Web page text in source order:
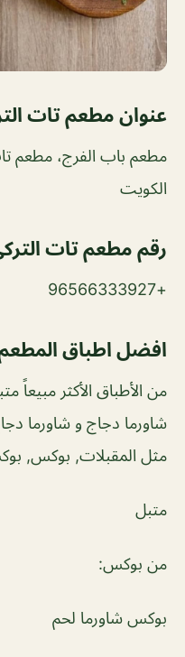
عنوان مطعم تات
الكويت
رقم مطعم تات
+96566333927
افضل اطباق
من الأطباق الأكثر
شاورما دجاج و شاورما
مثل المقبلات, بوكس,
متبل
من بوكس:
بوكس شاورما لحم